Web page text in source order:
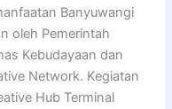
Banyuwangi
oleh Pemerintah
Kebudayaan dan
Network. Kegiatan
Hub Terminal